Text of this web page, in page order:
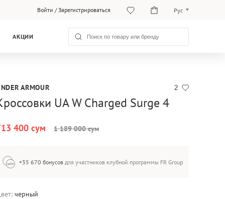
Войти /Зарегистрироваться Рус
Рус
АКЦИИ
2
ARMOUR
UA W Charged Surge 4
400 сум 1 189 000 сум
+35 670 бонусов для участников клубной программы FR Group
черный